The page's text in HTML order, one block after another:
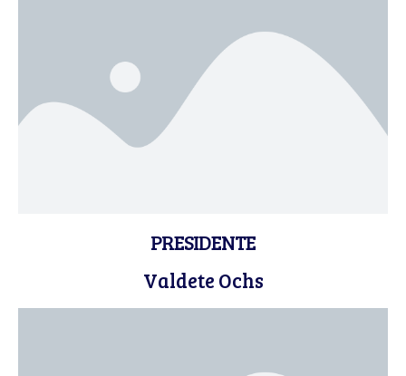
PRESIDENTE
Valdete Ochs